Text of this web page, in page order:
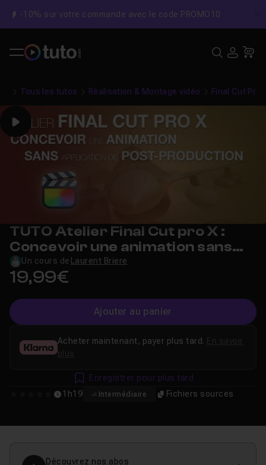
-10% sur votre commande avec le code PROMO10
Tous les tutos Réalisation & Montage vidéo Final Cut Pro
Play
TUTO Atelier Final Cut pro X :
Concevoir une animation sans
application de post-production.
Un cours de Laurent Briere
19,99€
Ajouter au panier
1h19 Intermédiaire Fichiers sources
Acheter maintenant, payer plus tard.
plus
Enregistrer pour plus tard
Découvrez nos abos